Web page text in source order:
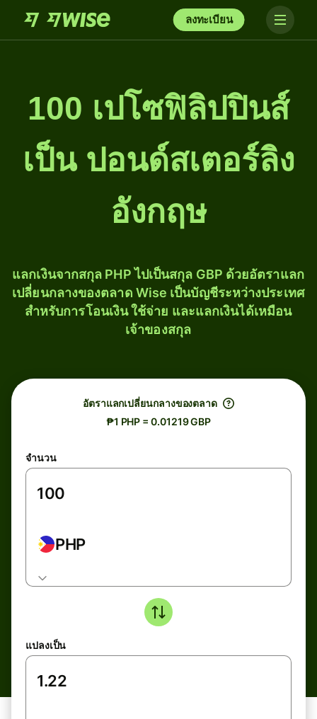
ลงทะเบียน
100 เปโซฟิลิปปินส์
เป็น ปอนด์สเตอร์ลิง
อังกฤษ
แลกเงินจากสกุล PHP ไปเป็นสกุล GBP ด้วยอัตราแลก
เปลี่ยนกลางของตลาด Wise เป็นบัญชีระหว่างประเทศ
สำหรับการโอนเงิน ใช้จ่าย และแลกเงินได้เหมือน
เจ้าของสกุล
อัตราแลกเปลี่ยนกลางของตลาด
₱1 PHP = 0.01219 GBP
จำนวน
PHP
แปลงเป็น